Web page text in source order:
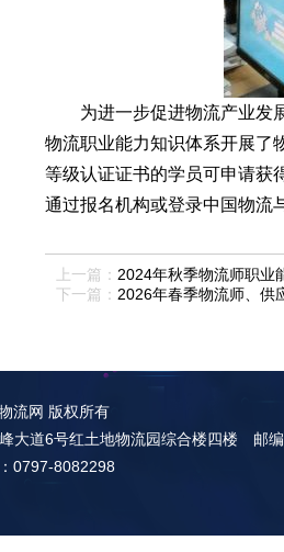
为进一步促进物流产业发
物流职业能力知识体系开展了
等级认证证书的学员可申请获
通过报名机构或登录中国物流
上一篇： 2024年秋季物流师职业
下一篇： 2026年春季物流师、供
流网 版权所有
大道6号红土地物流园综合楼四楼 邮
0797-8082298